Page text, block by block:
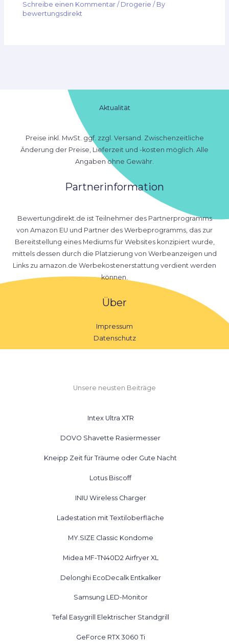
Schreibe einen Kommentar / Drogerie / By
bewertungsdirekt
Aktualität
Preise inkl. MwSt. ggf. zzgl. Versand. Zwischenzeitliche
Änderung der Preise, Lieferzeit und -kosten möglich. Alle
Angaben ohne Gewähr.
Partnerinformation
Bewertungdirekt.de ist Teilnehmer des Partnerprogramms
von Amazon EU und Partner des Werbeprogramms, das zur
Bereitstellung eines Mediums für Websites konzipiert wurde,
mittels dessen durch die Platzierung von Werbeanzeigen und
Links zu amazon.de Werbekostenerstattung verdient werden
können.
Über
Impressum
Datenschutz
Unsere neusten Beiträge
Intex Ultra XTR
DOVO Shavette Rasiermesser
Kneipp Zeit für Träume oder Gute Nacht
Lotus Biscoff
INIU Wireless Charger
Ladestation mit Textiloberfläche
MY.SIZE Classic Kondome
Midea MF-TN40D2 Airfryer XL
Delonghi EcoDecalk Entkalker
Samsung LED-Monitor
Tefal Easygrill Elektrischer Standgrill
GeForce RTX 3060 Ti